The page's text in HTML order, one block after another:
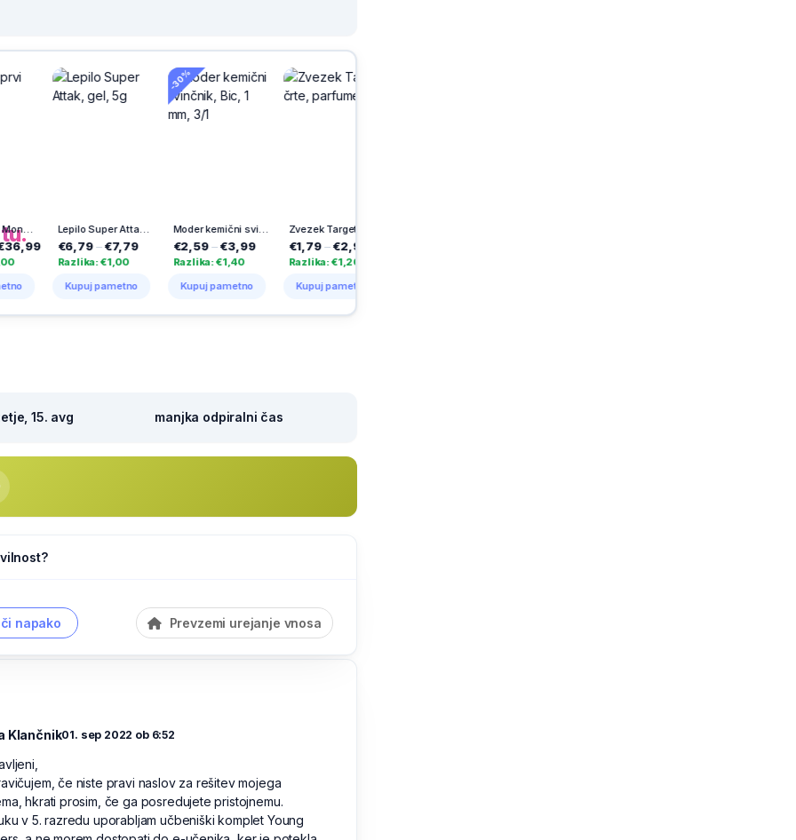
Lepilo Super Attak, gel, 5g
€6,79–€7,79
Razlika: €1,00
Kupuj pametno
-30%
Moder kemični svinčnik, Bic, 1 mm, 3/1
€2,59–€3,99
Razlika: €1,40
Kupuj pametno
Zvezek Target, črte, parfume, A4
–€2,99
Razlika: €1,20
Kupuj pametno
15. avg manjka odpiralni čas
napako Prevzemi urejanje vnosa
Klančnik01. sep 2022 ob 6:52
če niste pravi naslov za rešitev mojega
hkrati prosim, če ga posredujete pristojnemu.
v 5. razredu uporabljam učbeniški komplet Young